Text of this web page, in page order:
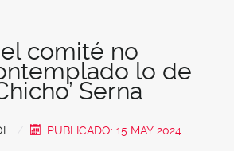
comité no
lo de
Serna
PUBLICADO: 15 MAY 2024